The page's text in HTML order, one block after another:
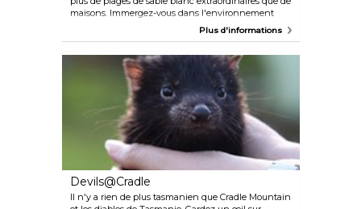
maisons. Immergez-vous dans l'environnement
côtier immaculé regorgeant d'animaux sauvages.
L'hébergement est simple et luxueux, que ce soit au
un lodge spacieux au sommet d'une falaise
surplombant l'océan bleu azur et les rochers orange
flamboyants. Promenez-vous dans la brousse
jusqu'au spa, en commençant votre expérience spa
par un bain apaisant dans le pavillon de baignade
en plein air.
Plus d'informations
Devils@Cradle
Il n'y a rien de plus tasmanien que Cradle Mountain